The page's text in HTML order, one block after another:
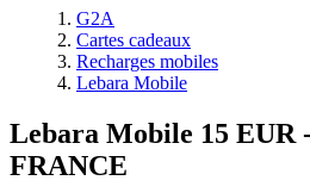
G2A
Cartes cadeaux
Recharges mobiles
Lebara Mobile
Lebara Mobile 15 EUR
FRANCE